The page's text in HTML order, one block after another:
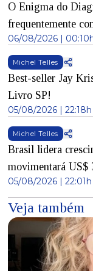
O Enigma do
frequentemente
06/08/2026 |
Michel Telles
Best-seller Jay
Livro SP!
05/08/2026 | 22:18h
Michel Telles
Brasil lidera
movimentará US$
05/08/2026 | 22:01h
Veja também